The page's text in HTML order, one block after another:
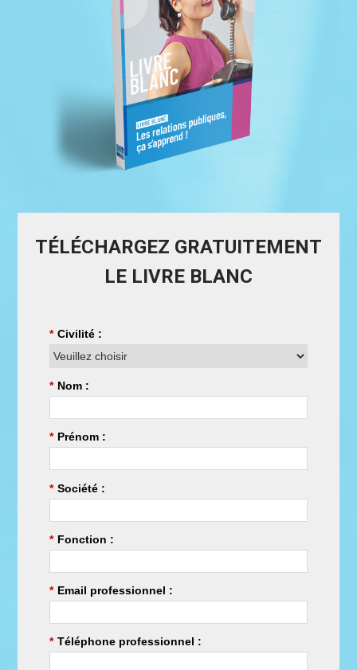
TÉLÉCHARGEZ GRATUITEMENT
LE LIVRE BLANC
* Civilité :
* Nom :
* Prénom :
* Société :
* Fonction :
* Email professionnel :
* Téléphone professionnel :